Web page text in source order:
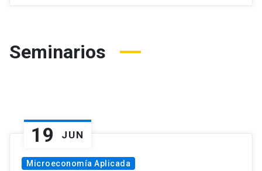
Seminarios
19 JUN
Microeconomía Aplicada